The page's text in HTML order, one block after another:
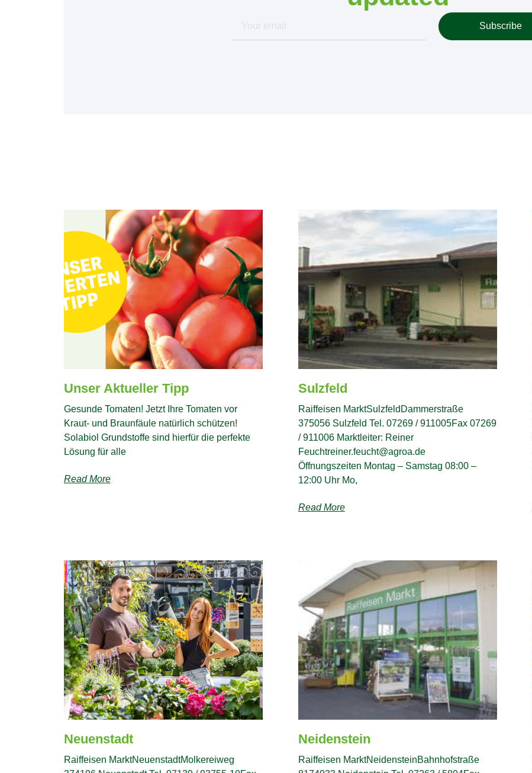
Subscribe
Unser Aktueller Tipp
Gesunde Tomaten! Jetzt Ihre Tomaten vor
Kraut- und Braunfäule natürlich schützen!
Solabiol Grundstoffe sind hierfür die perfekte
Lösung für alle
Read More
Sulzfeld
Raiffeisen MarktSulzfeldDammerstraße
375056 Sulzfeld Tel. 07269 / 911005Fax 07269
/ 911006 Marktleiter: Reiner
Feuchtreiner.feucht@agroa.de
Öffnungszeiten Montag – Samstag 08:00 –
12:00 Uhr Mo,
Read More
Neuenstadt
Raiffeisen MarktNeuenstadtMolkereiweg
Neidenstein
Raiffeisen MarktNeidensteinBahnhofstraße